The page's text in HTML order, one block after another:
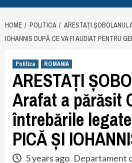
HOME POLITICA
ARESTAȚI ȘOBOLANUL
IOHANNIS DUPĂ CE VA FI AUDIAT PENTRU
Politica ROMANIA
ARESTAȚI
Arafat a părăsit
întrebările
PICĂ ȘI
5 years ago Departament